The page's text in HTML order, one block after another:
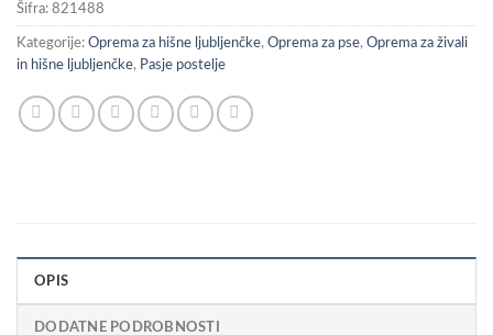
Šifra: 821488
Kategorije: Oprema za hišne ljubljenčke, Oprema za pse, Oprema za živali
in hišne ljubljenčke, Pasje postelje
OPIS
DODATNE PODROBNOSTI